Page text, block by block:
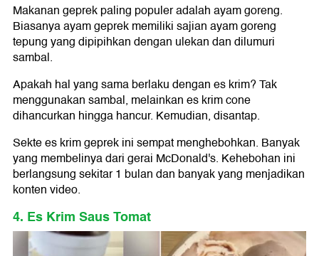
Makanan geprek paling populer adalah ayam goreng.
Biasanya ayam geprek memiliki sajian ayam goreng
tepung yang dipipihkan dengan ulekan dan dilumuri
sambal.
Apakah hal yang sama berlaku dengan es krim? Tak
menggunakan sambal, melainkan es krim cone
dihancurkan hingga hancur. Kemudian, disantap.
Sekte es krim geprek ini sempat menghebohkan. Banyak
yang membelinya dari gerai McDonald's. Kehebohan ini
berlangsung sekitar 1 bulan dan banyak yang menjadikan
konten video.
4. Es Krim Saus Tomat